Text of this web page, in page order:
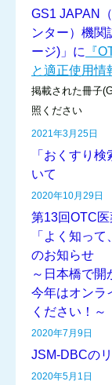
GS1 JAPAN
ンター）機関
ージ)」に
『
と適正使用情
掲載された冊子
照ください
2021年3月25日
「おくすり
いて
2020年10月29日
第13回OTC医
「よく知っ
のお知らせ
～日本橋で開
今年はオンラ
ください！～
2020年7月9日
JSM-DBCの
2020年5月1日